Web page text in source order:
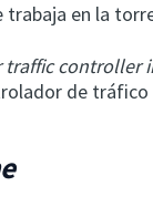
trabaja en la
traffic controller
de